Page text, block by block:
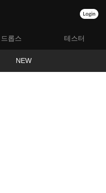
드롭스 테스터
NEW